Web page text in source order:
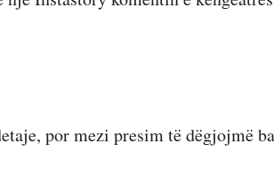
por mezi presim të dëgjojmë